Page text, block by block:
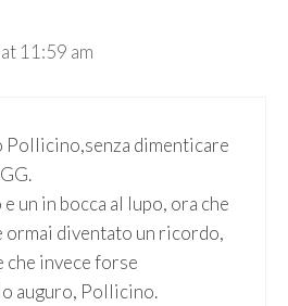
11:59 am
Pollicino,senza dimenticare
un in bocca al lupo, ora che
ormai diventato un ricordo,
che invece forse
auguro, Pollicino.